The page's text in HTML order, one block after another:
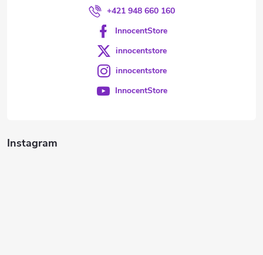
Instagram
+421 948 660 160
InnocentStore
innocentstore
innocentstore
InnocentStore